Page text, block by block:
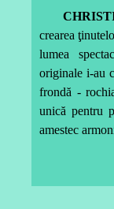
crearea
lumea
originale i-au
frondă -
unică pentru
amestec